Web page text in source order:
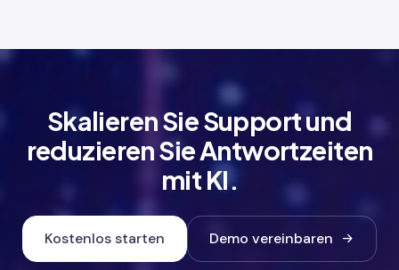
Skalieren Sie Support und
reduzieren Sie Antwortzeiten
mit KI.
Kostenlos starten Demo vereinbaren